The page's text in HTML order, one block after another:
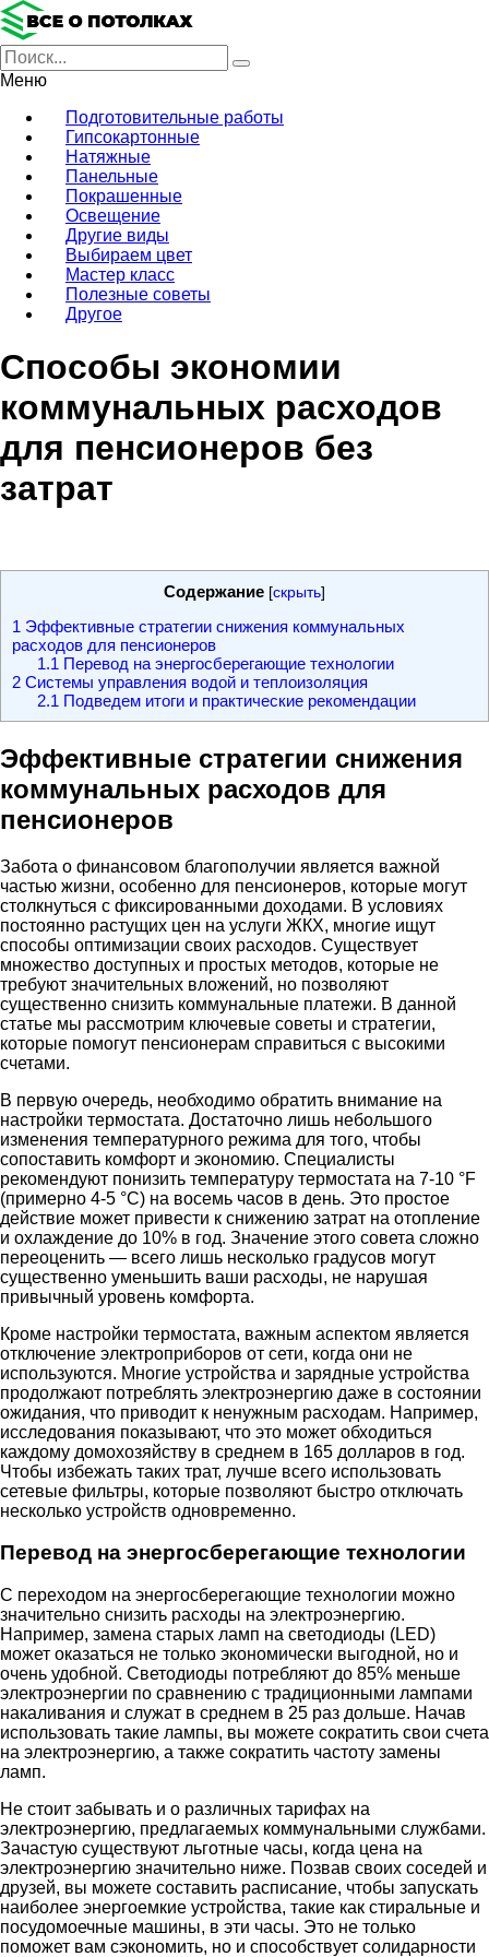
Меню
Подготовительные работы
Гипсокартонные
Натяжные
Панельные
Покрашенные
Освещение
Другие виды
Выбираем цвет
Мастер класс
Полезные советы
Другое
Способы экономии
коммунальных расходов
для пенсионеров без
затрат
Содержание [скрыть]
1 Эффективные стратегии снижения коммунальных
расходов для пенсионеров
1.1 Перевод на энергосберегающие технологии
2 Системы управления водой и теплоизоляция
2.1 Подведем итоги и практические рекомендации
Эффективные стратегии снижения
коммунальных расходов для
пенсионеров
Забота о финансовом благополучии является важной
частью жизни, особенно для пенсионеров, которые могут
столкнуться с фиксированными доходами. В условиях
постоянно растущих цен на услуги ЖКХ, многие ищут
способы оптимизации своих расходов. Существует
множество доступных и простых методов, которые не
требуют значительных вложений, но позволяют
существенно снизить коммунальные платежи. В данной
статье мы рассмотрим ключевые советы и стратегии,
которые помогут пенсионерам справиться с высокими
счетами.
В первую очередь, необходимо обратить внимание на
настройки термостата. Достаточно лишь небольшого
изменения температурного режима для того, чтобы
сопоставить комфорт и экономию. Специалисты
рекомендуют понизить температуру термостата на 7-10 °F
(примерно 4-5 °C) на восемь часов в день. Это простое
действие может привести к снижению затрат на отопление
и охлаждение до 10% в год. Значение этого совета сложно
переоценить — всего лишь несколько градусов могут
существенно уменьшить ваши расходы, не нарушая
привычный уровень комфорта.
Кроме настройки термостата, важным аспектом является
отключение электроприборов от сети, когда они не
используются. Многие устройства и зарядные устройства
продолжают потреблять электроэнергию даже в состоянии
ожидания, что приводит к ненужным расходам. Например,
исследования показывают, что это может обходиться
каждому домохозяйству в среднем в 165 долларов в год.
Чтобы избежать таких трат, лучше всего использовать
сетевые фильтры, которые позволяют быстро отключать
несколько устройств одновременно.
Перевод на энергосберегающие технологии
С переходом на энергосберегающие технологии можно
значительно снизить расходы на электроэнергию.
Например, замена старых ламп на светодиоды (LED)
может оказаться не только экономически выгодной, но и
очень удобной. Светодиоды потребляют до 85% меньше
электроэнергии по сравнению с традиционными лампами
накаливания и служат в среднем в 25 раз дольше. Начав
использовать такие лампы, вы можете сократить свои счета
на электроэнергию, а также сократить частоту замены
ламп.
Не стоит забывать и о различных тарифах на
электроэнергию, предлагаемых коммунальными службами.
Зачастую существуют льготные часы, когда цена на
электроэнергию значительно ниже. Позвав своих соседей и
друзей, вы можете составить расписание, чтобы запускать
наиболее энергоемкие устройства, такие как стиральные и
посудомоечные машины, в эти часы. Это не только
поможет вам сэкономить, но и способствует солидарности